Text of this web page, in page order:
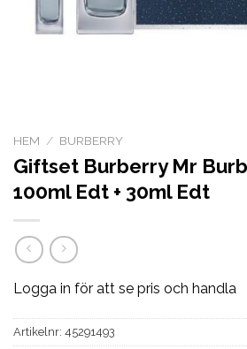
HEM / BURBERRY
Giftset Burberry Mr
100ml Edt + 30ml Edt
Logga in för att se pris och handla
Artikelnr: 45291493